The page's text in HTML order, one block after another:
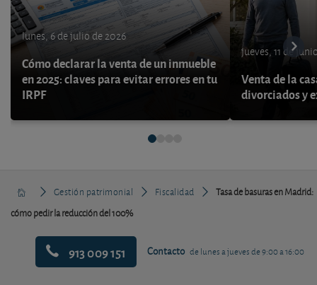
lunes, 6 de julio de 2026
Cómo declarar la venta de un inmueble
en 2025: claves para evitar errores en tu
IRPF
jueves, 11 de
Venta de la
divorciados y
Gestión patrimonial Fiscalidad
Tasa de basuras en Madrid:
cómo pedir la reducción del 100%
913 009 151 Contacto de lunes a jueves de 9:00 a 16:00